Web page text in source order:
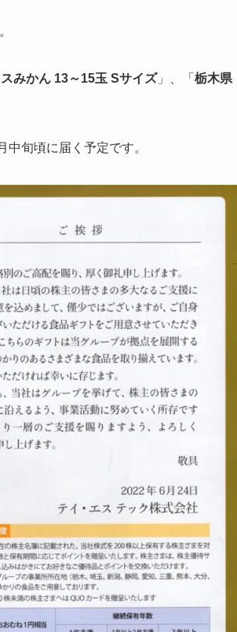
みかん 13～15玉 Sサイズ」、「 栃木県
旬頃に届く予定です。